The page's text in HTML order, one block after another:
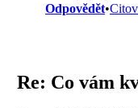
Odpovědět•
Re: Co vám